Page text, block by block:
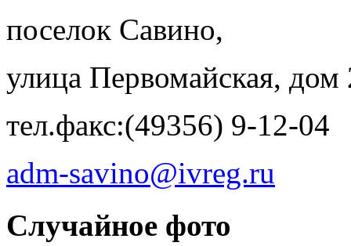
поселок Савино,
улица Первомайская, дом
тел.факс:(49356) 9-12-04
adm-savino@ivreg.ru
Случайное фото